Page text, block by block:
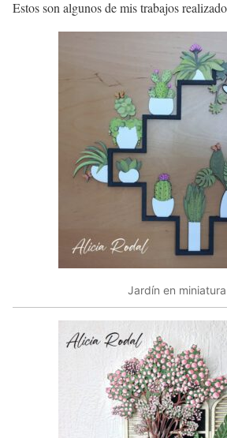
Estos son algunos de mis trabajos
Jardín en miniatura